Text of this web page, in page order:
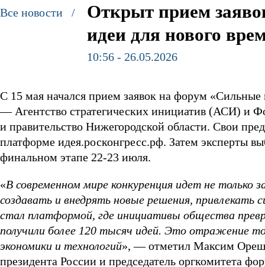
Все новости /
Открыт прием
идеи для нового
10:56 - 26.05.2026
С 15 мая начался прием заявок на форум
— Агентство стратегических инициатив (АСИ) и
и правительство Нижегородской области. Свои
платформе идея.росконгресс.рф. Затем эксперты
финальном этапе 22-23 июля.
«В современном мире конкуренция идет не
создавать и внедрять новые решения,
стал платформой, где инициативы общества
получили более 120 тысяч идей. Это отражение
экономики и технологий», — отметил Максим
президента России и председатель оргкомитета